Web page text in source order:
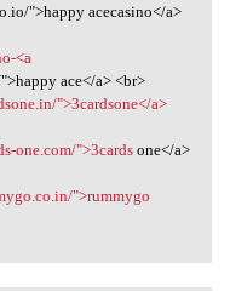
">happy acecasino</a>
<a
ace</a> <br>
">3cardsone</a>
one.com/">3cardsone</a>
">rummygo